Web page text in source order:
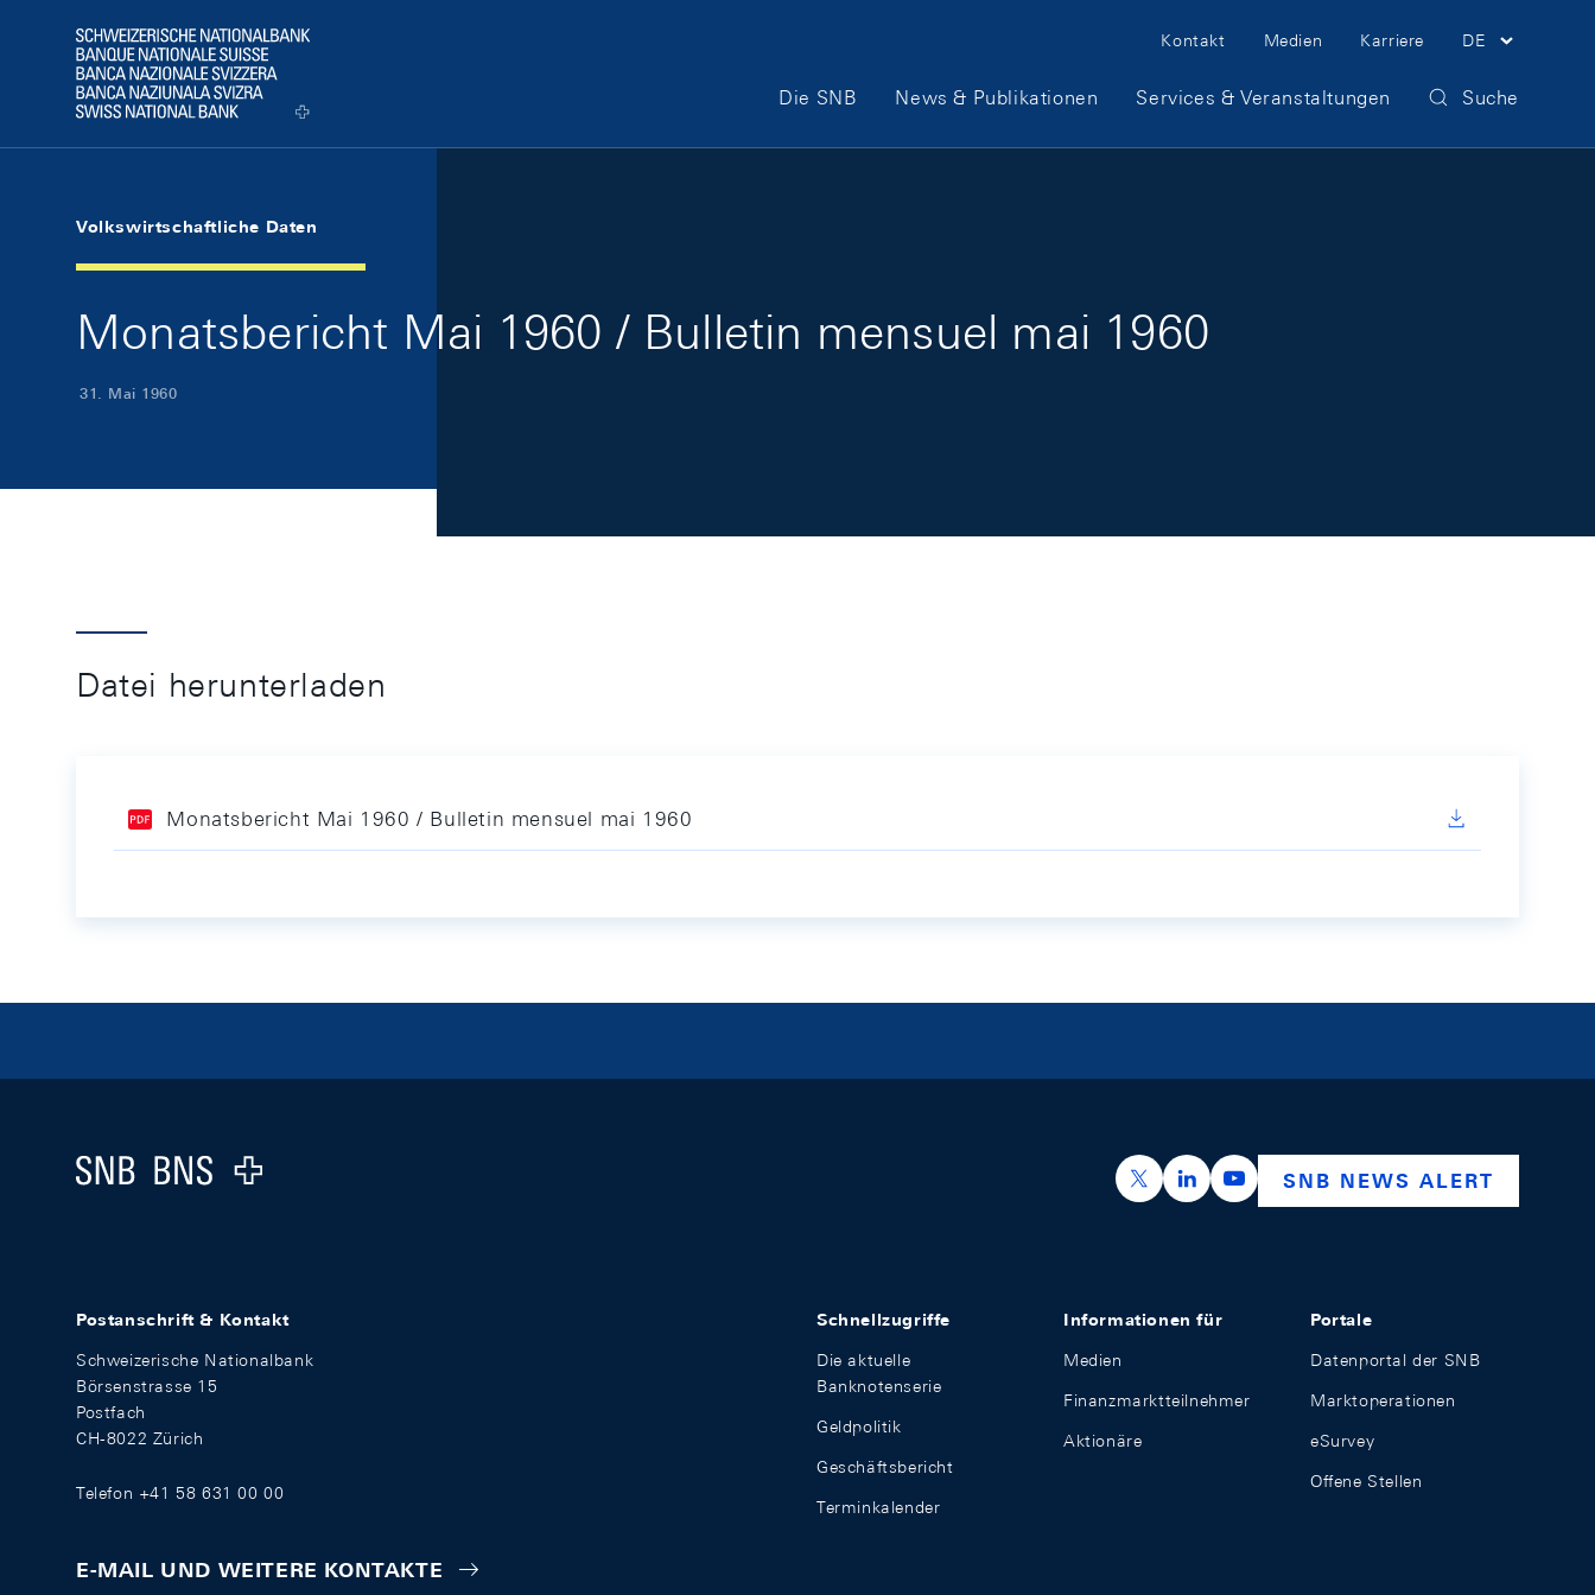
Logo
Meta Navigation
Kontakt Medien Karriere DE
Hauptnavigation
Die SNB News & Publikationen Services & Veranstaltungen Suche
Volkswirtschaftliche Daten
Monatsbericht Mai 1960 / Bulletin mensuel mai 1960
31. Mai 1960
Datei herunterladen
Monatsbericht Mai 1960 / Bulletin mensuel mai 1960
Logo
https://x.com/snb_bns
https://ch.linkedin.com/company/swiss-
https://www.youtube.com/
SNB NEWS ALERT
Postanschrift & Kontakt
Schweizerische Nationalbank
Börsenstrasse 15
Postfach
CH-8022 Zürich
Telefon +41 58 631 00 00
E-MAIL UND WEITERE KONTAKTE
Schnellzugriffe
Die aktuelle
Banknotenserie
Geldpolitik
Geschäftsbericht
Terminkalender
Informationen für
Medien
Finanzmarktteilnehmer
Aktionäre
Portale
Datenportal der SNB
Marktoperationen
eSurvey
Offene Stellen